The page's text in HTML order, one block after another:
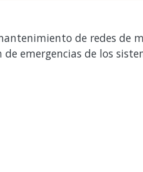
de redes de
emergencias de los